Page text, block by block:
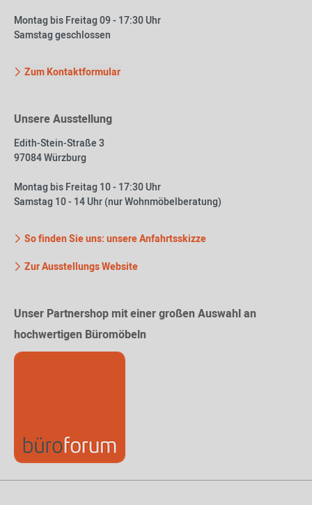
Montag bis Freitag 09 - 17:30 Uhr
Samstag geschlossen
Zum Kontaktformular
Unsere Ausstellung
Edith-Stein-Straße 3
97084 Würzburg
Montag bis Freitag 10 - 17:30 Uhr
Samstag 10 - 14 Uhr (nur Wohnmöbelberatung)
So finden Sie uns: unsere Anfahrtsskizze
Zur Ausstellungs Website
Unser Partnershop mit einer großen Auswahl an
hochwertigen Büromöbeln